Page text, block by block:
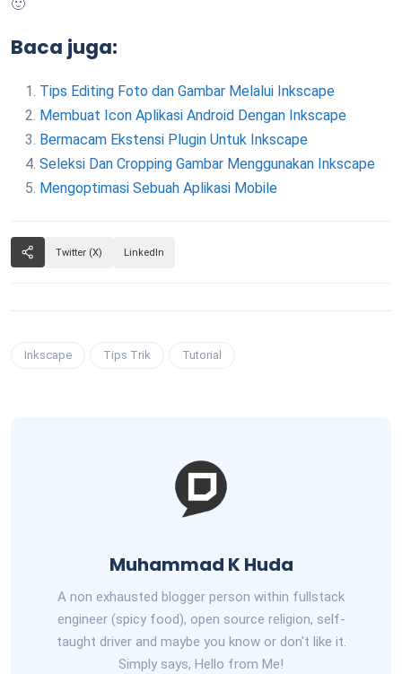
🙂
Baca juga:
Tips Editing Foto dan Gambar Melalui Inkscape
Membuat Icon Aplikasi Android Dengan Inkscape
Bermacam Ekstensi Plugin Untuk Inkscape
Seleksi Dan Cropping Gambar Menggunakan Inkscape
Mengoptimasi Sebuah Aplikasi Mobile
Twitter (X) LinkedIn
Inkscape Tips Trik Tutorial
Muhammad K Huda
A non exhausted blogger person within fullstack
engineer (spicy food), open source religion, self-
taught driver and maybe you know or don't like it.
Simply says, Hello from Me!